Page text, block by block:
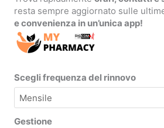
resta sempre aggiornato sulle
e convenienza in un’unica app!
Scegli frequenza del rinnovo
Gestione